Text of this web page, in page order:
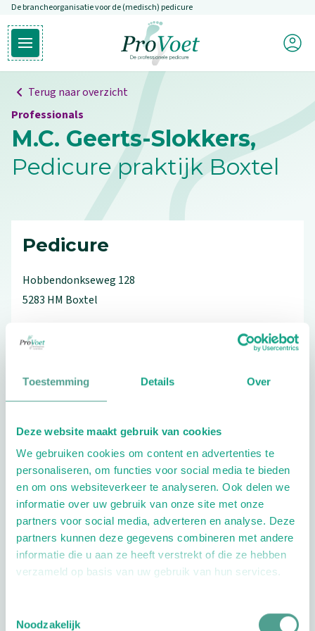
Toestemming Details Over
Deze website maakt gebruik van cookies
We gebruiken cookies om content en advertenties te
personaliseren, om functies voor social media te bieden
en om ons websiteverkeer te analyseren. Ook delen we
informatie over uw gebruik van onze site met onze
partners voor social media, adverteren en analyse. Deze
partners kunnen deze gegevens combineren met andere
informatie die u aan ze heeft verstrekt of die ze hebben
verzameld op basis van uw gebruik van hun services.
Noodzakelijk
Overslaan en naar de inhoud gaan
De brancheorganisatie voor de (medisch) pedicure
Open hoofdmenu
Ga naar de homepagina
Mijn
Terug naar overzicht
Professionals
M.C. Geerts-Slokkers,
Pedicure praktijk Boxtel
Pedicure
Hobbendonkseweg 128
5283 HM Boxtel
Schrijf ook een review
Openingstijden
Dag Tijd